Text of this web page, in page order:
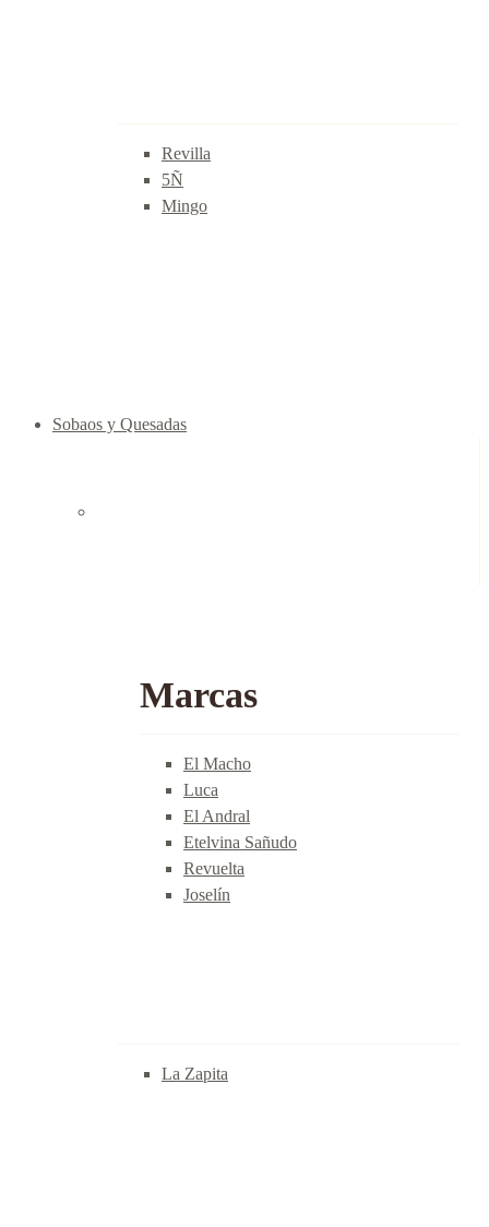
Revilla
5Ñ
Mingo
Sobaos y Quesadas
Marcas
El Macho
Luca
El Andral
Etelvina Sañudo
Revuelta
Joselín
La Zapita